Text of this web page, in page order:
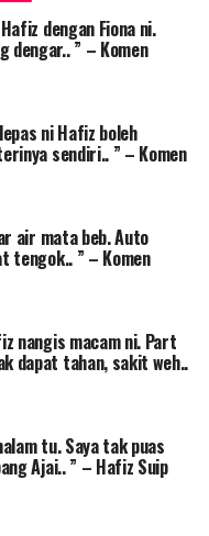
dengan Fiona ni.
dengar.. ” – Komen
ni Hafiz boleh
sendiri.. ” – Komen
air mata beb. Auto
tengok.. ” – Komen
nangis macam ni. Part
dapat tahan, sakit weh..
tu. Saya tak puas
Ajai.. ” – Hafiz Suip